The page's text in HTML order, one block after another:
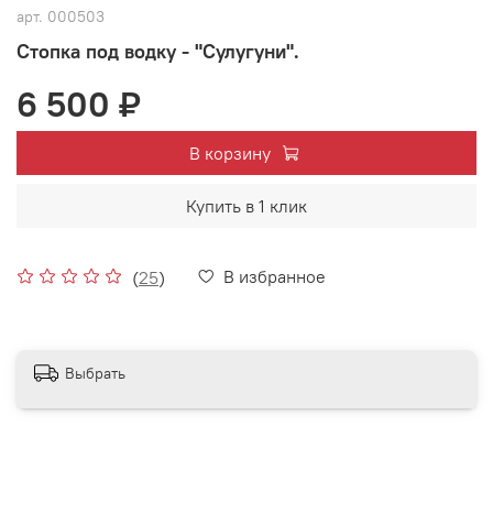
арт. 000503
Стопка под водку - "Сулугуни".
(25) В избранное
6 500 ₽
В корзину
Купить в 1 клик
Выбрать